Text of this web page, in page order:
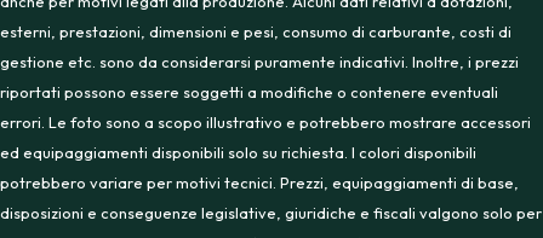
esterni, prestazioni, dimensioni e pesi, consumo di carburante, costi di
gestione etc. sono da considerarsi puramente indicativi. Inoltre, i prezzi
riportati possono essere soggetti a modifiche o contenere eventuali
errori. Le foto sono a scopo illustrativo e potrebbero mostrare accessori
ed equipaggiamenti disponibili solo su richiesta. I colori disponibili
potrebbero variare per motivi tecnici. Prezzi, equipaggiamenti di base,
disposizioni e conseguenze legislative, giuridiche e fiscali valgono solo per